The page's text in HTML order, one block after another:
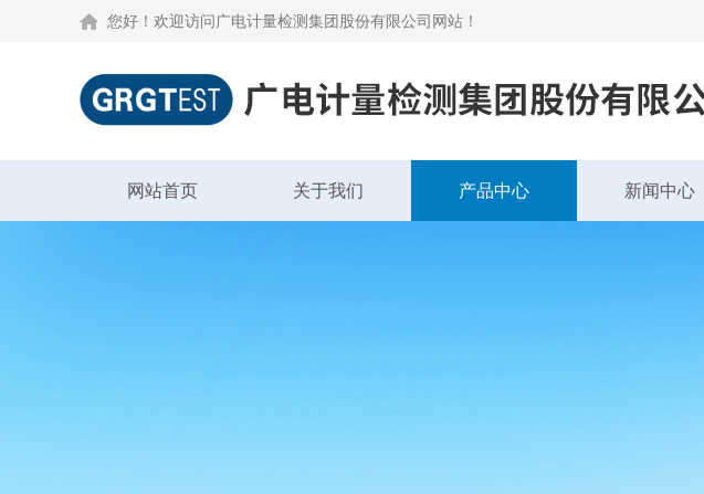
您好！欢迎访问广电计量检测集团股份有限公司网站！
网站首页 关于我们 产品中心 新闻中心